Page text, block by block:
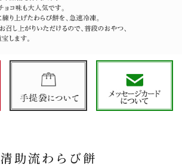
清助流わらび餅